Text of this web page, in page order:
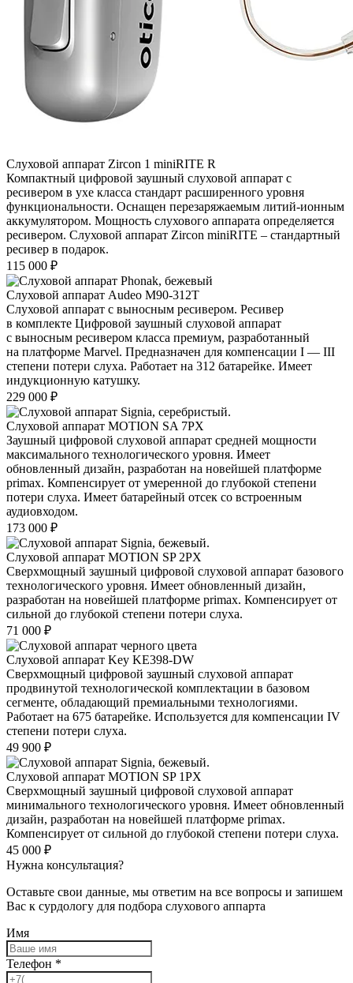
Слуховой аппарат Zircon 1 miniRITE R
Компактный цифровой заушный слуховой аппарат с
ресивером в ухе класса стандарт расширенного уровня
функциональности. Оснащен перезаряжаемым литий-ионным
аккумулятором. Мощность слухового аппарата определяется
ресивером. Слуховой аппарат Zircon miniRITE – стандартный
ресивер в подарок.
115 000 ₽
Слуховой аппарат Audeo М90-312Т
Слуховой аппарат с выносным ресивером. Ресивер
в комплекте Цифровой заушный слуховой аппарат
с выносным ресивером класса премиум, разработанный
на платформе Marvel. Предназначен для компенсации I — III
степени потери слуха. Работает на 312 батарейке. Имеет
индукционную катушку.
229 000 ₽
Слуховой аппарат MOTION SA 7PX
Заушный цифровой слуховой аппарат средней мощности
максимального технологического уровня. Имеет
обновленный дизайн, разработан на новейшей платформе
primax. Компенсирует от умеренной до глубокой степени
потери слуха. Имеет батарейный отсек со встроенным
аудиовходом.
173 000 ₽
Слуховой аппарат MOTION SP 2PX
Сверхмощный заушный цифровой слуховой аппарат базового
технологического уровня. Имеет обновленный дизайн,
разработан на новейшей платформе primax. Компенсирует от
сильной до глубокой степени потери слуха.
71 000 ₽
Слуховой аппарат Key KE398-DW
Сверхмощный цифровой заушный слуховой аппарат
продвинутой технологической комплектации в базовом
сегменте, обладающий премиальными технологиями.
Работает на 675 батарейке. Используется для компенсации IV
степени потери слуха.
49 900 ₽
Слуховой аппарат MOTION SP 1PX
Сверхмощный заушный цифровой слуховой аппарат
минимального технологического уровня. Имеет обновленный
дизайн, разработан на новейшей платформе primax.
Компенсирует от сильной до глубокой степени потери слуха.
45 000 ₽
Нужна консультация?
Оставьте свои данные, мы ответим на все вопросы и запишем
Вас к сурдологу для подбора слухового аппарта
Имя
Телефон *